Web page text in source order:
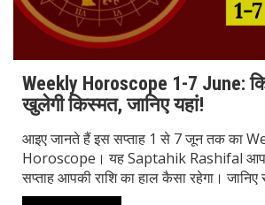
Weekly Horoscope 1-7 June:
खुलेगी किस्मत, जानिए यहां!
आइए जानते हैं इस सप्ताह 1 से 7 जून तक का
Horoscope। यह Saptahik Rashifal
सप्ताह आपकी राशि का हाल कैसा रहेगा। जानिए